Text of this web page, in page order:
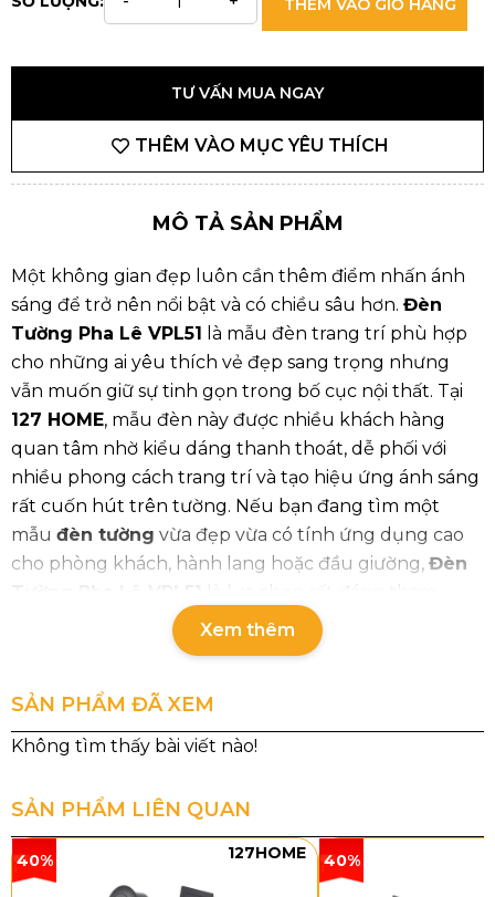
TƯ VẤN MUA NGAY
THÊM VÀO MỤC YÊU THÍCH
MÔ TẢ SẢN PHẨM
Một không gian đẹp luôn cần thêm điểm nhấn ánh
sáng để trở nên nổi bật và có chiều sâu hơn. Đèn
Tường Pha Lê VPL51 là mẫu đèn trang trí phù hợp
cho những ai yêu thích vẻ đẹp sang trọng nhưng
vẫn muốn giữ sự tinh gọn trong bố cục nội thất. Tại
127 HOME, mẫu đèn này được nhiều khách hàng
quan tâm nhờ kiểu dáng thanh thoát, dễ phối với
nhiều phong cách trang trí và tạo hiệu ứng ánh sáng
rất cuốn hút trên tường. Nếu bạn đang tìm một
mẫu đèn tường vừa đẹp vừa có tính ứng dụng cao
cho phòng khách, hành lang hoặc đầu giường, Đèn
là lựa chọn rất đáng tham
Xem thêm
SẢN PHẨM ĐÃ XEM
SẢN PHẨM LIÊN QUAN
40% 127HOME 40%